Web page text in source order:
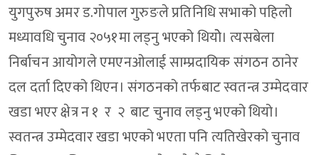
युगपुरुष अमर ड.गोपाल गुरुङले प्रतिनिधि सभाको पहिलो
मध्यावधि चुनाव २०५१मा लड्नु भएको थियोे। त्यसबेला
निर्बाचन आयोगले एमएनओलाई साम्प्रदायिक संगठन ठानेर
दल दर्ता दिएको थिएन। संगठनको तर्फबाट स्वतन्त्र उम्मेदवार
खडा भएर क्षेत्र न १ र २ बाट चुनाव लड्नु भएको थियो।
स्वतन्त्र उम्मेदवार खडा भएको भएता पनि त्यतिखेरको चुनाव